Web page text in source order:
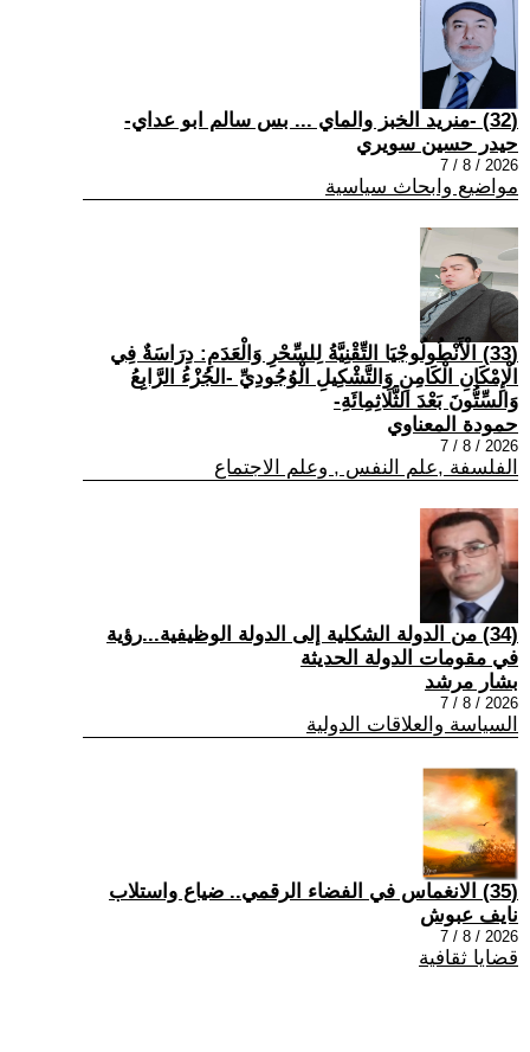
(32) -منريد الخبز والماي ... بس سالم ابو عداي-
حيدر حسين سويري
2026 / 8 / 7
مواضيع وابحاث سياسية
(33) الْأَنْطُولُوجْيَا التِّقْنِيَّةُ لِلسِّحْرِ وَالْعَدَمِ: دِرَاسَةٌ فِي
الْإِمْكَانِ الْكَامِنِ وَالتَّشْكِيلِ الْوُجُودِيِّ -الجُزْءُ الرَّابِعُ
وَالسِّتُّونَ بَعْدَ الثَّلَاثِمِائَةِ-
حمودة المعناوي
2026 / 8 / 7
الفلسفة ,علم النفس , وعلم الاجتماع
(34) من الدولة الشكلية إلى الدولة الوظيفية...رؤية
في مقومات الدولة الحديثة
بشار مرشد
2026 / 8 / 7
السياسة والعلاقات الدولية
(35) الانغماس في الفضاء الرقمي.. ضياع واستلاب
نايف عبوش
2026 / 8 / 7
قضايا ثقافية